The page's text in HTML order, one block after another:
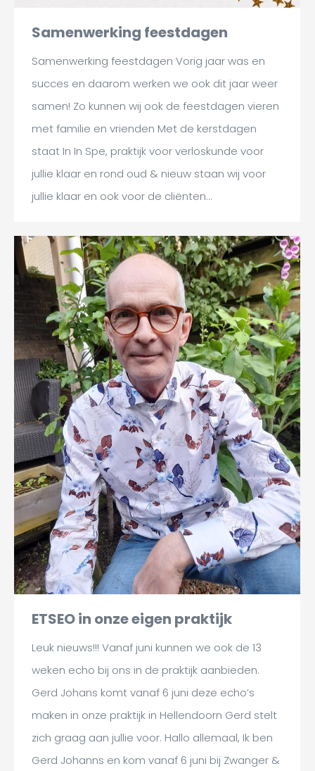
Samenwerking feestdagen
Samenwerking feestdagen Vorig jaar was en
succes en daarom werken we ook dit jaar weer
samen! Zo kunnen wij ook de feestdagen vieren
met familie en vrienden Met de kerstdagen
staat In In Spe, praktijk voor verloskunde voor
jullie klaar en rond oud & nieuw staan wij voor
jullie klaar en ook voor de cliënten…
ETSEO in onze eigen praktijk
Leuk nieuws!!! Vanaf juni kunnen we ook de 13
weken echo bij ons in de praktijk aanbieden.
Gerd Johans komt vanaf 6 juni deze echo’s
maken in onze praktijk in Hellendoorn Gerd stelt
zich graag aan jullie voor. Hallo allemaal, Ik ben
Gerd Johanns en kom vanaf 6 juni bij Zwanger &